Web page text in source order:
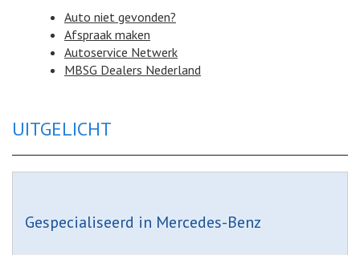
Auto niet gevonden?
Afspraak maken
Autoservice Netwerk
MBSG Dealers Nederland
UITGELICHT
Gespecialiseerd in Mercedes-Benz